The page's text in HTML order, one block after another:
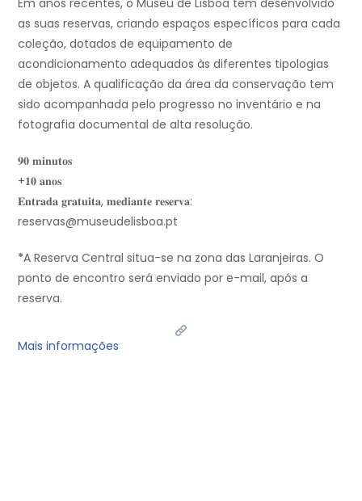
as suas reservas, criando espaços específicos para cada
coleção, dotados de equipamento de
acondicionamento adequados às diferentes tipologias
de objetos. A qualificação da área da conservação tem
sido acompanhada pelo progresso no inventário e na
fotografia documental de alta resolução.
𝟗𝟎 𝐦𝐢𝐧𝐮𝐭𝐨𝐬
+𝟏𝟎 𝐚𝐧𝐨𝐬
𝐄𝐧𝐭𝐫𝐚𝐝𝐚 𝐠𝐫𝐚𝐭𝐮𝐢𝐭𝐚, 𝐦𝐞𝐝𝐢𝐚𝐧𝐭𝐞 𝐫𝐞𝐬𝐞𝐫𝐯𝐚:
reservas@museudelisboa.pt
*A Reserva Central situa-se na zona das Laranjeiras. O
ponto de encontro será enviado por e-mail, após a
reserva.
Mais informações